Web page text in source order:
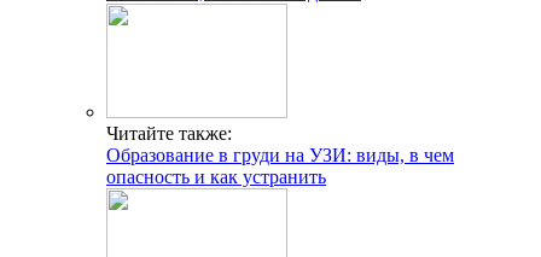
Читайте также:
Образование в груди на УЗИ: виды, в чем
опасность и как устранить